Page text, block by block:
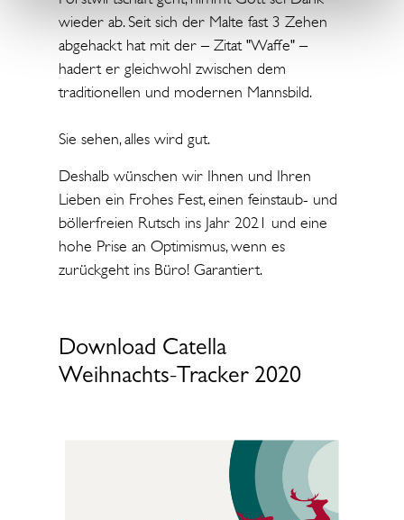
wieder ab. Seit sich der Malte fast 3 Zehen
abgehackt hat mit der – Zitat "Waffe" –
hadert er gleichwohl zwischen dem
traditionellen und modernen Mannsbild.
Sie sehen, alles wird gut.
Deshalb wünschen wir Ihnen und Ihren
Lieben ein Frohes Fest, einen feinstaub- und
böllerfreien Rutsch ins Jahr 2021 und eine
hohe Prise an Optimismus, wenn es
zurückgeht ins Büro! Garantiert.
Download Catella
Weihnachts-Tracker 2020